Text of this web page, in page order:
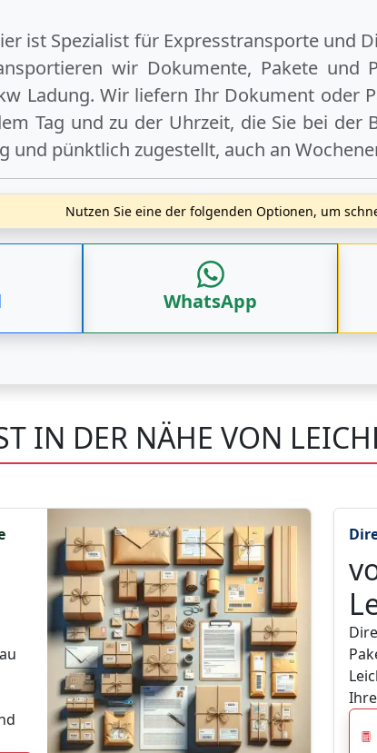
ist Spezialist für Expresstransporte und
wir Dokumente, Pakete und
Ladung. Wir liefern Ihr Dokument oder
Tag und zu der Uhrzeit, die Sie bei
und pünktlich zugestellt, auch an
Nutzen Sie eine der folgenden Optionen, um
WhatsApp
IN DER NÄHE VON